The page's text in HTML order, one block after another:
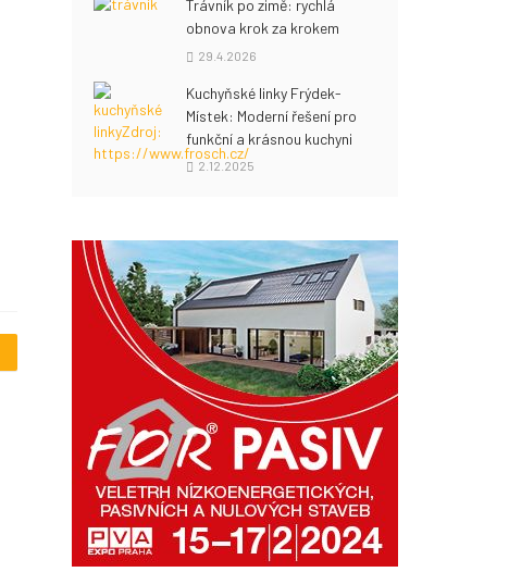
Trávník po zimě: rychlá
obnova krok za krokem
29.4.2026
Kuchyňské linky Frýdek-
Místek: Moderní řešení pro
funkční a krásnou kuchyni
2.12.2025